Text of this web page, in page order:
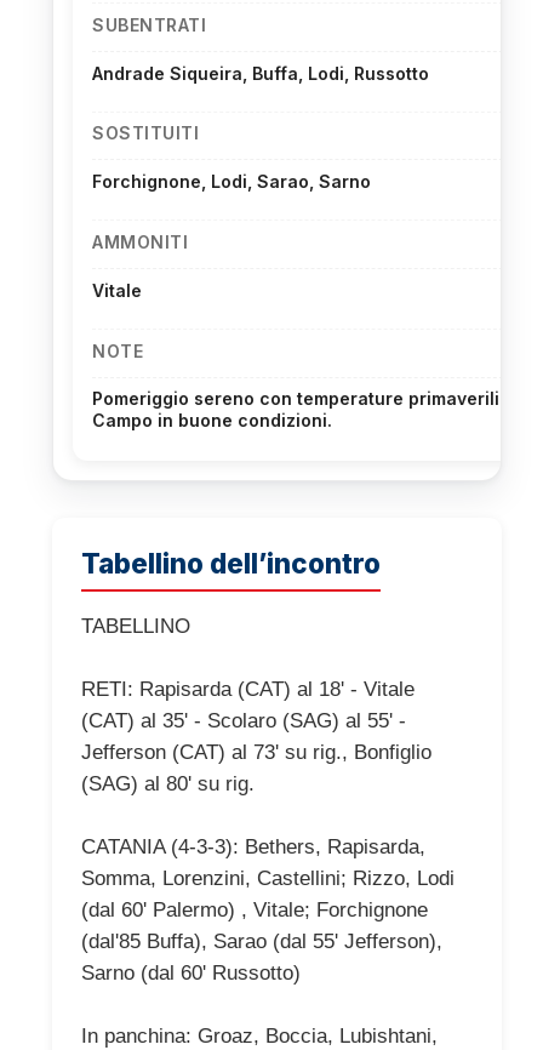
SUBENTRATI
Andrade Siqueira, Buffa, Lodi, Russotto
SOSTITUITI
Forchignone, Lodi, Sarao, Sarno
AMMONITI
Vitale
NOTE
Pomeriggio sereno con temperature primaverili.
Campo in buone condizioni.
Tabellino dell’incontro
TABELLINO
RETI: Rapisarda (CAT) al 18' - Vitale
(CAT) al 35' - Scolaro (SAG) al 55' -
Jefferson (CAT) al 73' su rig., Bonfiglio
(SAG) al 80' su rig.
CATANIA (4-3-3): Bethers, Rapisarda,
Somma, Lorenzini, Castellini; Rizzo, Lodi
(dal 60' Palermo) , Vitale; Forchignone
(dal'85 Buffa), Sarao (dal 55' Jefferson),
Sarno (dal 60' Russotto)
In panchina: Groaz, Boccia, Lubishtani,